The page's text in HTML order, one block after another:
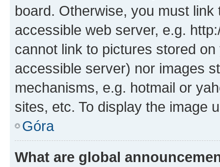
board. Otherwise, you must
accessible web server, e.g.
cannot link to pictures stored
accessible server) nor images
mechanisms, e.g. hotmail or
sites, etc. To display the image
Góra
What are global